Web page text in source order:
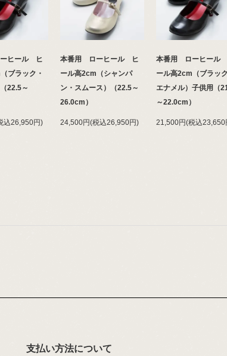
ヒール ヒ
ブラック・
22.5～
込26,950円)
本番用 ローヒール ヒ
ール高2cm（シャンパ
ン・スムース）（22.5～
26.0cm）
24,500円(税込26,950円)
本番用 ローヒール
ール高2cm（ブラッ
エナメル）子供用（
～22.0cm）
21,500円(税込23,650
支払い方法について